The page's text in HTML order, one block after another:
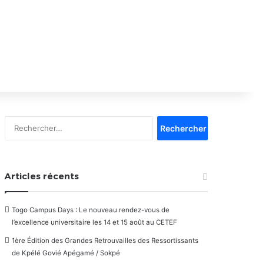
Articles récents
Togo Campus Days : Le nouveau rendez-vous de
l’excellence universitaire les 14 et 15 août au CETEF
1ère Édition des Grandes Retrouvailles des Ressortissants
de Kpélé Govié Apégamé / Sokpé